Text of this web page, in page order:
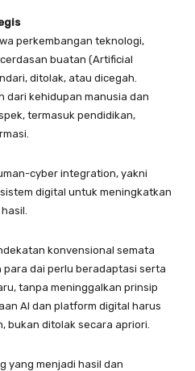
perkembangan teknologi,
buatan (Artificial
ditolak, atau dicegah.
dari kehidupan manusia dan
termasuk pendidikan,
cyber integration, yakni
digital untuk meningkatkan
konvensional semata
para dai perlu beradaptasi serta
tanpa meninggalkan prinsip
AI dan platform digital harus
bukan ditolak secara apriori.
yang menjadi hasil dan